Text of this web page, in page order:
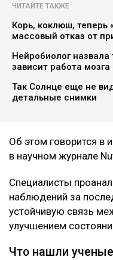
ЧИТАЙТЕ ТАКЖЕ
Корь, коклюш, теперь
массовый отказ от
Нейробиолог
зависит работа мозга
Так Солнце еще не
детальные снимки
Об этом говорится в
в научном журнале
Специалисты
наблюдений за
устойчивую связь
улучшением
Что нашли ученые